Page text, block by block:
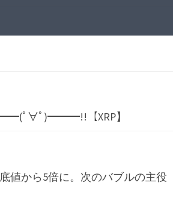
ﾟ∀ﾟ)━━━!!【XRP】
値から5倍に。次のバブルの主役